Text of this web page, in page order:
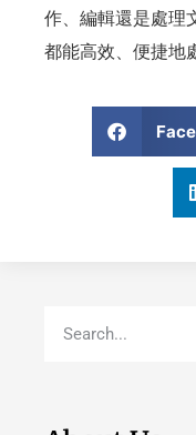
作、編輯還是處理
都能高效、便捷地